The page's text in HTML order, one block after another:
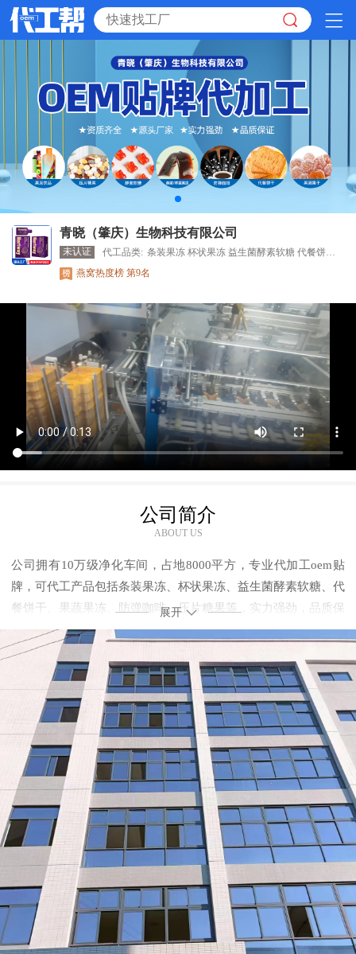
青晓（肇庆）生物科技有限公司
未认证 代工品类: 条装果冻 杯状果冻 益生菌酵素软糖 代餐饼干压片糖果,果冻, 果浆,果汁,西梅汁,咖啡,固体饮料,液体胶原蛋白肽果冻,粉剂果蔬果冻 防弹咖啡 压片糖果 青梅饮料 固体粉剂 燕窝 碗燕 佛跳墙
燕窝热度榜 第9名
公司简介
ABOUT US
公司拥有10万级净化车间，占地8000平方，专业代加工oem贴
牌，可代工产品包括条装果冻、杯状果冻、益生菌酵素软糖、代
餐饼干、果蔬果冻、防弹咖啡、压片糖果等，实力强劲，品质保
证，合作无忧！
展开